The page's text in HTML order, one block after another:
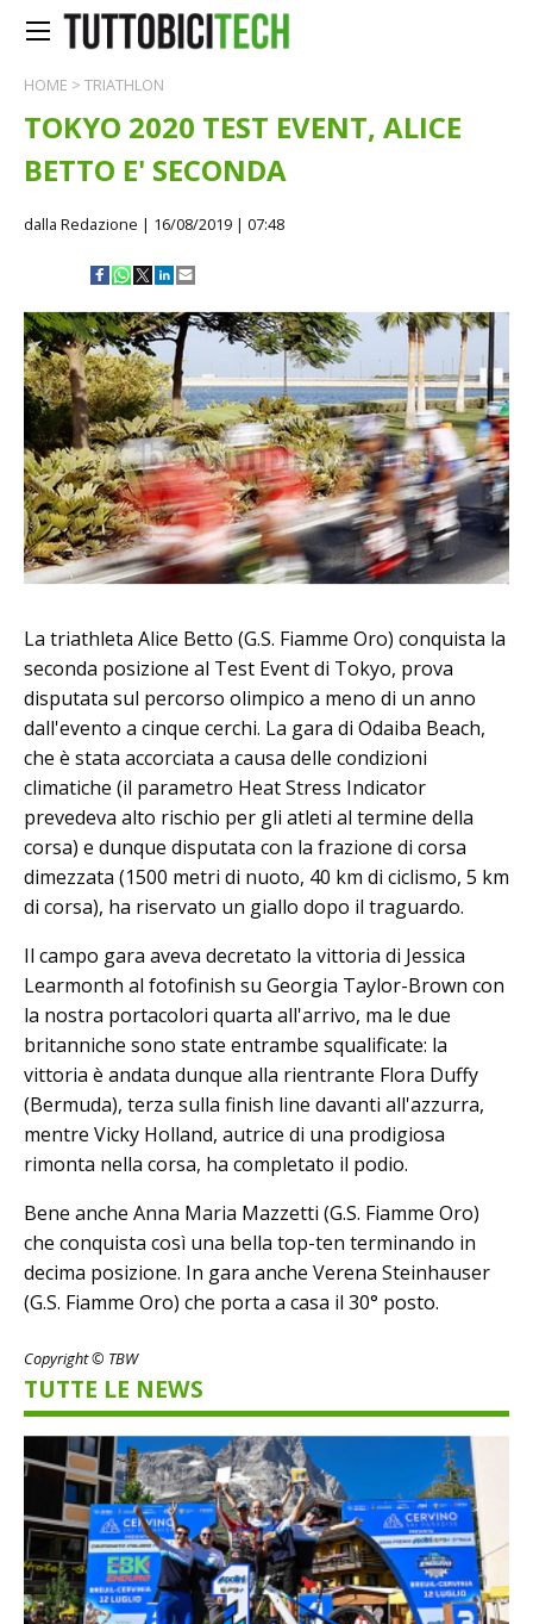
HOME > TRIATHLON
TOKYO 2020 TEST EVENT, ALICE
BETTO E' SECONDA
dalla Redazione | 16/08/2019 | 07:48
La triathleta Alice Betto (G.S. Fiamme Oro) conquista la
seconda posizione al Test Event di Tokyo, prova
disputata sul percorso olimpico a meno di un anno
dall'evento a cinque cerchi. La gara di Odaiba Beach,
che è stata accorciata a causa delle condizioni
climatiche (il parametro Heat Stress Indicator
prevedeva alto rischio per gli atleti al termine della
corsa) e dunque disputata con la frazione di corsa
dimezzata (1500 metri di nuoto, 40 km di ciclismo, 5 km
di corsa), ha riservato un giallo dopo il traguardo.
Il campo gara aveva decretato la vittoria di Jessica
Learmonth al fotofinish su Georgia Taylor-Brown con
la nostra portacolori quarta all'arrivo, ma le due
britanniche sono state entrambe squalificate: la
vittoria è andata dunque alla rientrante Flora Duffy
(Bermuda), terza sulla finish line davanti all'azzurra,
mentre Vicky Holland, autrice di una prodigiosa
rimonta nella corsa, ha completato il podio.
Bene anche Anna Maria Mazzetti (G.S. Fiamme Oro)
che conquista così una bella top-ten terminando in
decima posizione. In gara anche Verena Steinhauser
(G.S. Fiamme Oro) che porta a casa il 30° posto.
Copyright © TBW
TUTTE LE NEWS